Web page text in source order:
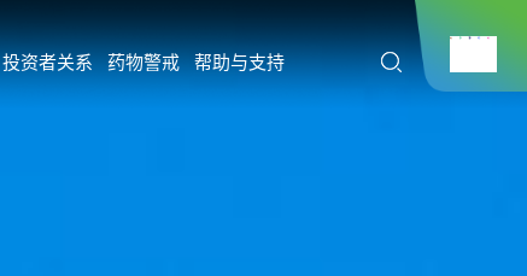
投资者关系 药物警戒 帮助与支持